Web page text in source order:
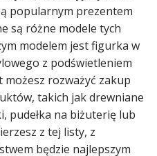
popularnym prezentem
są różne modele tych
modelem jest figurka w
z podświetleniem
możesz rozważyć zakup
takich jak drewniane
pudełka na biżuterię lub
z tej listy, z
będzie najlepszym